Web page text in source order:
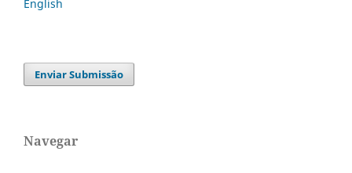
English
Enviar Submissão
Navegar